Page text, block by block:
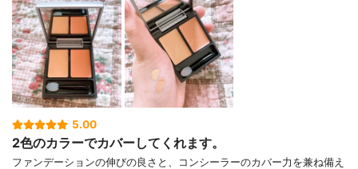
5.00
2色のカラーでカバーしてくれます。
ファンデーションの伸びの良さと、コンシーラーのカバー力を兼ね備え